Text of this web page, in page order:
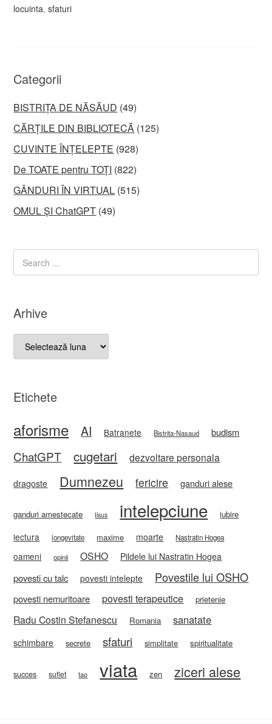
locuinta,sfaturi
Categorii
BISTRIȚA DE NĂSĂUD (49)
CĂRȚILE DIN BIBLIOTECĂ (125)
CUVINTE ÎNȚELEPTE (928)
De TOATE pentru TOȚI (822)
GÂNDURI ÎN VIRTUAL (515)
OMUL ȘI ChatGPT (49)
Arhive
Arhive
Etichete
aforisme AI Batranete Bistrita-Nasaud budism
ChatGPT cugetari dezvoltare personala
dragoste Dumnezeu fericire ganduri alese
ganduri amestecate Iisus intelepciune iubire
lectura longevitate maxime moarte Nastratin Hogea
oameni opinii OSHO Pildele lui Nastratin Hogea
povesti cu talc povesti intelepte Povestile lui OSHO
povesti nemuritoare povesti terapeutice prietenie
Radu Costin Stefanescu Romania sanatate
schimbare secrete sfaturi simplitate spiritualitate
succes suflet tao viata zen ziceri alese